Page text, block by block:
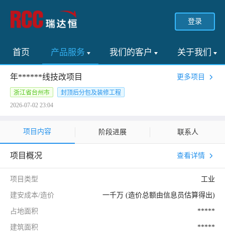
登录
首页 产品服务 我们的客户 关于我们
年******线技改项目 更多项目
浙江省台州市
封顶后分包及装修工程
2026-07-02 23:04
项目内容 阶段进展 联系人
项目概况 查看详情
项目类型 工业
建安成本/造价 一千万 (造价总额由信息员估算得出)
占地面积 *****
建筑面积 *****